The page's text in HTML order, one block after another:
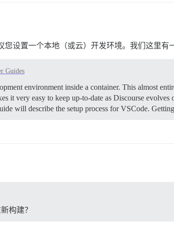
设置一个本地（或云）开发环境。我们这里有
Guides
environment inside a container. This almost
it very easy to keep up-to-date as Discourse
will describe the setup process for VSCode.
构建？